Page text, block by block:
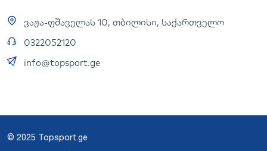
ვაჟა-ფშაველას 10, თბილისი, საქართველო
0322052120
info@topsport.ge
© 2025 Topsport.ge